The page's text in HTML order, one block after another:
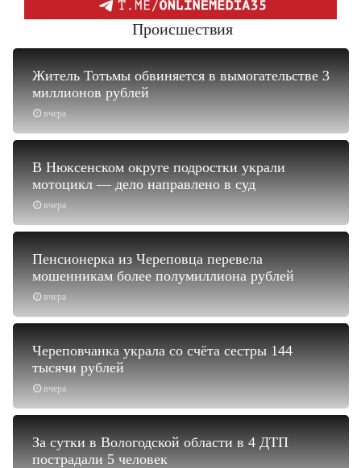
Происшествия
вчера
Житель Тотьмы обвиняется в вымогательстве 3
миллионов рублей
вчера
В Нюксенском округе подростки украли
мотоцикл — дело направлено в суд
вчера
Пенсионерка из Череповца перевела
мошенникам более полумиллиона рублей
вчера
Череповчанка украла со счёта сестры 144
тысячи рублей
За сутки в Вологодской области в 4 ДТП
пострадали 5 человек